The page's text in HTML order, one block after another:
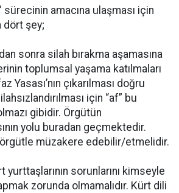
sürecinin amacına ulaşması için
dört şey;
sonra silah bırakma aşamasına
toplumsal yaşama katılmaları
Yasası’nın çıkarılması doğru
için “af” bu
gibidir. Örgütün
yolu buradan geçmektedir.
müzakere edebilir/etmelidir.
sorunlarını kimseyle
zorunda olmamalıdır. Kürt dili